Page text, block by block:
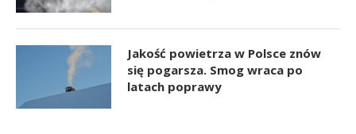
Jakość powietrza w Polsce znów
się pogarsza. Smog wraca po
latach poprawy